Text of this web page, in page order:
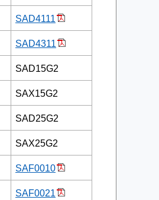
SAD4111
SAD4311
SAD15G2
SAX15G2
SAD25G2
SAX25G2
SAF0010
SAF0021